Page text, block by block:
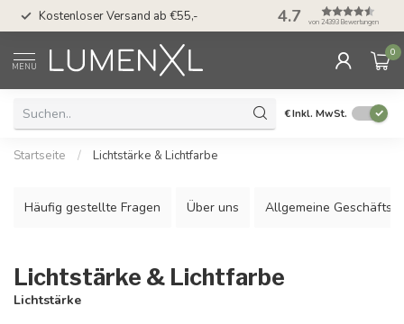
Kostenloser Versand ab €55,- 50 Tage
Möglichkeit
4.7 von 24393 Bewertungen
MENU
0
€Inkl. MwSt.
Startseite / Lichtstärke & Lichtfarbe
Häufig gestellte Fragen Über uns Allgemeine
Lichtstärke & Lichtfarbe
Lichtstärke